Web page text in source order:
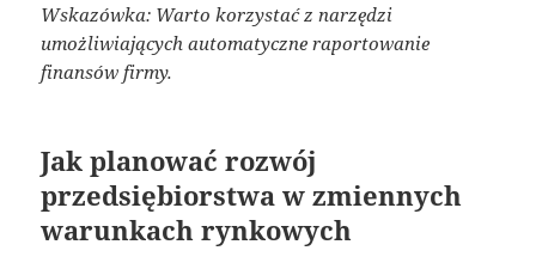
Wskazówka: Warto korzystać z narzędzi
umożliwiających automatyczne raportowanie
finansów firmy.
Jak planować rozwój
przedsiębiorstwa w zmiennych
warunkach rynkowych